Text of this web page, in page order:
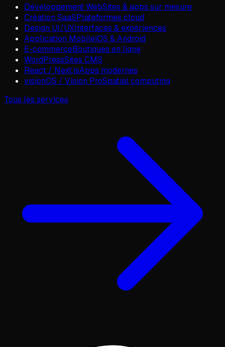
Développement WebSites & apps sur mesure
Création SaaSPlateformes cloud
Design UI/UXInterfaces & expériences
Application MobileiOS & Android
E-commerceBoutiques en ligne
WordPressSites CMS
React / Next.jsApps modernes
visionOS / Vision ProSpatial computing
Tous les services